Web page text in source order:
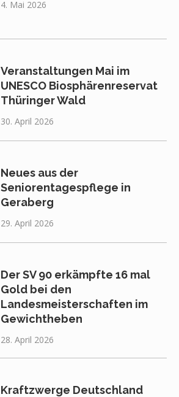
4. Mai 2026
Veranstaltungen Mai im
UNESCO Biosphärenreservat
Thüringer Wald
30. April 2026
Neues aus der
Seniorentagespflege in
Geraberg
29. April 2026
Der SV 90 erkämpfte 16 mal
Gold bei den
Landesmeisterschaften im
Gewichtheben
28. April 2026
Kraftzwerge Deutschland